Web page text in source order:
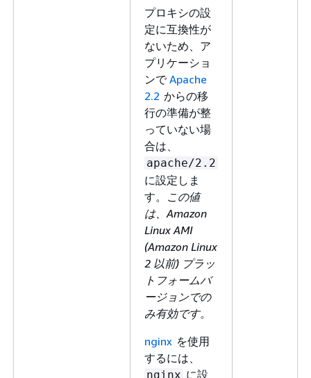
プロキシの設
定に互換性が
ないため、ア
プリケーショ
ンでApache
2.2 からの移
行の準備が整
っていない場
合は、
apache/2.2
に設定しま
す。 この値
は、Amazon
Linux AMI
(Amazon Linux
2 以前) プラッ
トフォームバ
ージョンでの
み有効です。
nginx を使用
するには、
nginx に設